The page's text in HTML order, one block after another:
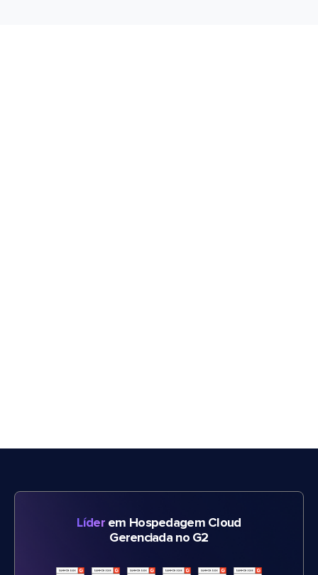
Líderem Hospedagem Cloud
Gerenciada no G2